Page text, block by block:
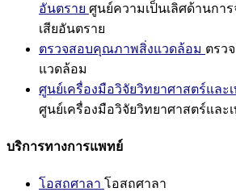
อันตราย ศูนย์ความเป็นเลิศด้านกา
เสียอันตราย
ตรวจสอบคุณภาพสิ่งแวดล้อม ตรว
แวดล้อม
ศูนย์เครื่องมือวิจัยวิทยาศาสตร์และ
ศูนย์เครื่องมือวิจัยวิทยาศาสตร์และ
บริการทางการแพทย์
โอสถศาลา โอสถศาลา